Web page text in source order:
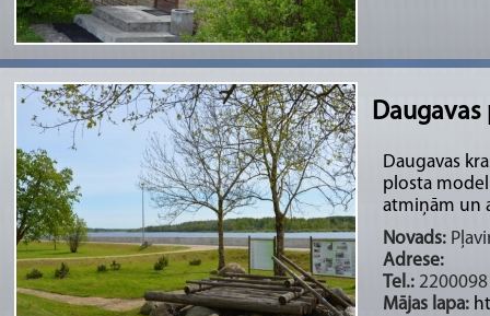
Daugavas
Daugavas
plosta
atmiņām un
Novads:
Adrese:
Tel.:
Mājas lapa: